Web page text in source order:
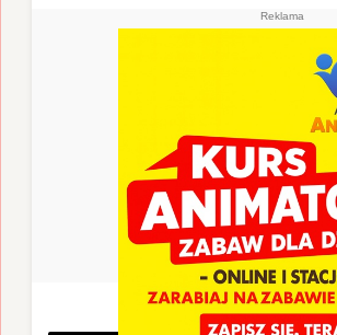
Reklama